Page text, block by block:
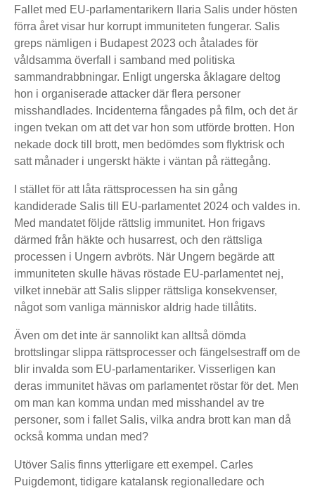
Fallet med EU-parlamentarikern Ilaria Salis under hösten
förra året visar hur korrupt immuniteten fungerar. Salis
greps nämligen i Budapest 2023 och åtalades för
våldsamma överfall i samband med politiska
sammandrabbningar. Enligt ungerska åklagare deltog
hon i organiserade attacker där flera personer
misshandlades. Incidenterna fångades på film, och det är
ingen tvekan om att det var hon som utförde brotten. Hon
nekade dock till brott, men bedömdes som flyktrisk och
satt månader i ungerskt häkte i väntan på rättegång.
I stället för att låta rättsprocessen ha sin gång
kandiderade Salis till EU-parlamentet 2024 och valdes in.
Med mandatet följde rättslig immunitet. Hon frigavs
därmed från häkte och husarrest, och den rättsliga
processen i Ungern avbröts. När Ungern begärde att
immuniteten skulle hävas röstade EU-parlamentet nej,
vilket innebär att Salis slipper rättsliga konsekvenser,
något som vanliga människor aldrig hade tillåtits.
Även om det inte är sannolikt kan alltså dömda
brottslingar slippa rättsprocesser och fängelsestraff om de
blir invalda som EU-parlamentariker. Visserligen kan
deras immunitet hävas om parlamentet röstar för det. Men
om man kan komma undan med misshandel av tre
personer, som i fallet Salis, vilka andra brott kan man då
också komma undan med?
Utöver Salis finns ytterligare ett exempel. Carles
Puigdemont, tidigare katalansk regionalledare och